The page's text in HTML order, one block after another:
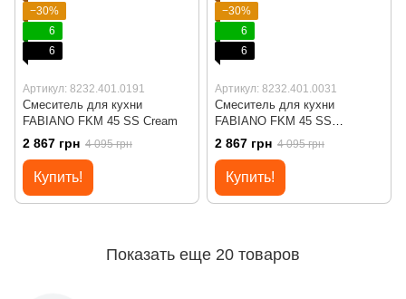
−30%
6
6
Артикул: 8232.401.0191
Смеситель для кухни
FABIANO FKM 45 SS Cream
2 867 грн 4 095 грн
Купить!
−30%
6
6
Артикул: 8232.401.0031
Смеситель для кухни
FABIANO FKM 45 SS
Espresso
2 867 грн 4 095 грн
Купить!
Показать еще 20 товаров